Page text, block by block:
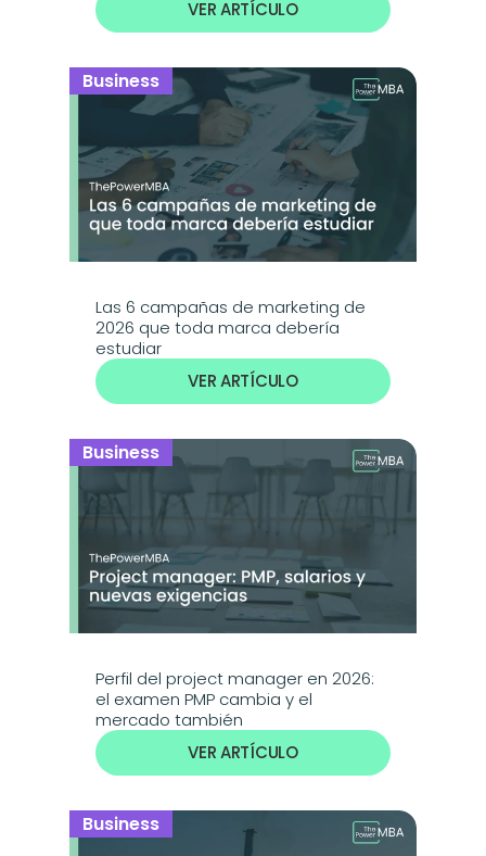
VER ARTÍCULO
Business
Las 6 campañas de marketing de
2026 que toda marca debería
estudiar
VER ARTÍCULO
Business
Perfil del project manager en 2026:
el examen PMP cambia y el
mercado también
VER ARTÍCULO
Business